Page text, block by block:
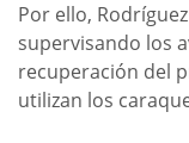
Por ello,
supervisando los
recuperación del
utilizan los